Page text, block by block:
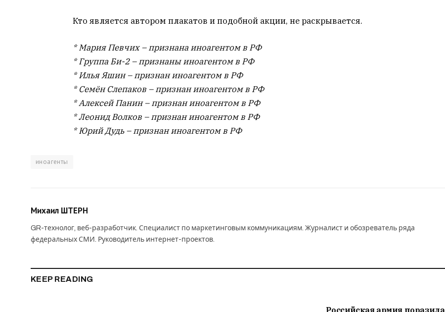
Кто является автором плакатов и подобной акции, не раскрывается.
* Мария Певчих – признана иноагентом в РФ
* Группа Би-2 – признаны иноагентом в РФ
* Илья Яшин – признан иноагентом в РФ
* Семён Слепаков – признан иноагентом в РФ
* Алексей Панин – признан иноагентом в РФ
* Леонид Волков – признан иноагентом в РФ
* Юрий Дудь – признан иноагентом в РФ
иноагенты
Михаил ШТЕРН
GR-технолог, веб-разработчик. Специалист по маркетинговым коммуникациям. Журналист и обозреватель ряда
федеральных СМИ. Руководитель интернет-проектов.
KEEP READING
Российская армия поразила